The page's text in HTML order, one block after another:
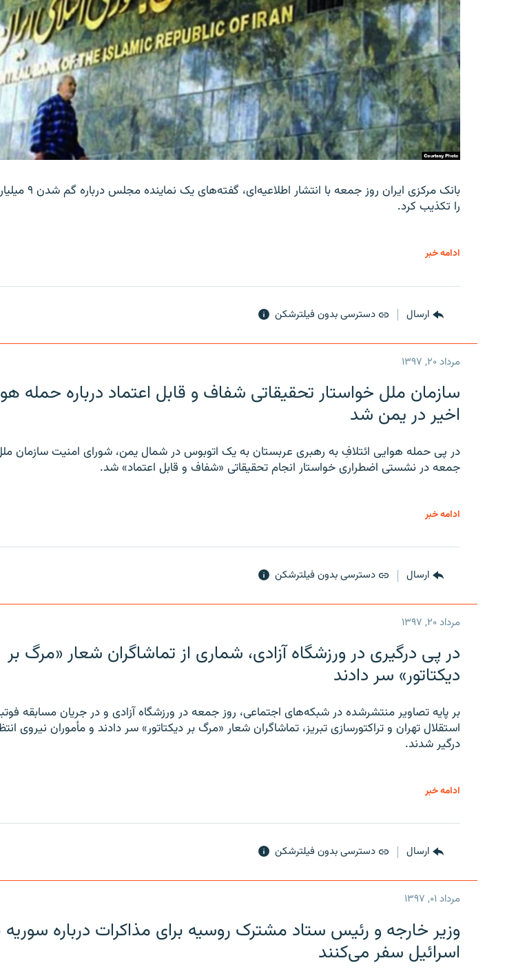
بانک مرکزی ایران روز جمعه با
را تکذیب کرد.
ادامه خبر
ارسال دسترسی بدون فیلترشکن
مرداد ۲۰, ۱۳۹۷
سازمان ملل خواستار تحقیقاتی شفاف و قابل اعتماد درباره حمله
اخیر در یمن شد
در پی حمله هوایی ائتلافِ به رهبری عربستان به یک اتوبوس در شمال یمن، شورای امنیت سازمان
جمعه در نشستی اضطراری خواستار انجام تحقیقاتی «شفاف و قابل اعتماد» شد.
ادامه خبر
ارسال دسترسی بدون فیلترشکن
مرداد ۲۰, ۱۳۹۷
در پی درگیری در ورزشگاه آزادی، شماری از تماشاگران شعار «مرگ بر
دیکتاتور» سر دادند
بر پایه تصاویر منتشرشده در شبکه‌های اجتماعی، روز جمعه در ورزشگاه آزادی و در جریان مسابقه
استقلال تهران و تراکتورسازی تبریز، تماشاگران شعار «مرگ بر دیکتاتور» سر دادند و مأموران نیروی
درگیر شدند.
ادامه خبر
ارسال دسترسی بدون فیلترشکن
مرداد ۰۱, ۱۳۹۷
وزیر خارجه و رئیس‌ ستاد مشترک روسیه برای مذاکرات درباره سوریه
اسرائیل سفر می‌کنند